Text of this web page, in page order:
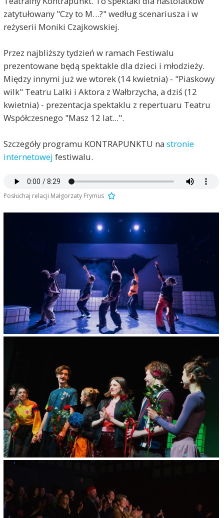
zatytułowany "Czy to M…?" według scenariusza i w
reżyserii Moniki Czajkowskiej.
Przez najbliższy tydzień w ramach Festiwalu
prezentowane będą spektakle dla dzieci i młodzieży.
Między innymi już we wtorek (14 kwietnia) - "Piaskowy
wilk" Teatru Lalki i Aktora z Wałbrzycha, a dziś (12
kwietnia) - prezentacja spektaklu z repertuaru Teatru
Współczesnego "Masz 12 lat...".
Szczegóły programu KONTRAPUNKTU na stronie
internetowej festiwalu.
Posłuchaj relacji Małgorzaty Frymus